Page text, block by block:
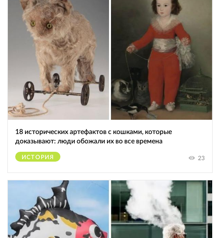
18 исторических артефактов с кошками, которые
доказывают: люди обожали их во все времена
ИСТОРИЯ 23